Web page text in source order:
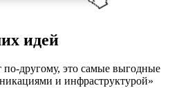
идей
другому, это самые выгодные
и инфраструктурой»